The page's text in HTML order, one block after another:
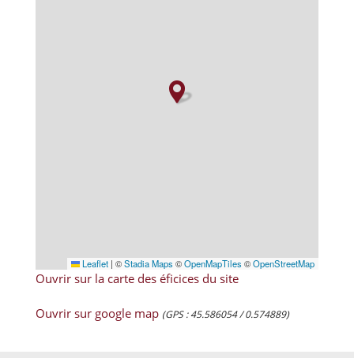
Leaflet | ©Stadia Maps ©OpenMapTiles ©OpenStreetMap
Ouvrir sur la carte des éficices du site
Ouvrir sur google map (GPS : 45.586054 / 0.574889)